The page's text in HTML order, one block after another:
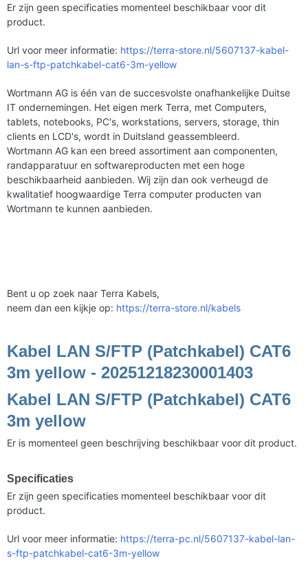
Er zijn geen specificaties momenteel beschikbaar voor dit
product.
Url voor meer informatie: https://terra-store.nl/5607137-kabel-
lan-s-ftp-patchkabel-cat6-3m-yellow
Wortmann AG is één van de succesvolste onafhankelijke Duitse
IT ondernemingen. Het eigen merk Terra, met Computers,
tablets, notebooks, PC's, workstations, servers, storage, thin
clients en LCD's, wordt in Duitsland geassembleerd.
Wortmann AG kan een breed assortiment aan componenten,
randapparatuur en softwareproducten met een hoge
beschikbaarheid aanbieden. Wij zijn dan ook verheugd de
kwalitatief hoogwaardige Terra computer producten van
Wortmann te kunnen aanbieden.
Bent u op zoek naar Terra Kabels,
neem dan een kijkje op: https://terra-store.nl/kabels
Kabel LAN S/FTP (Patchkabel) CAT6
3m yellow - 20251218230001403
Kabel LAN S/FTP (Patchkabel) CAT6
3m yellow
Er is momenteel geen beschrijving beschikbaar voor dit product.
Specificaties
Er zijn geen specificaties momenteel beschikbaar voor dit
product.
Url voor meer informatie: https://terra-pc.nl/5607137-kabel-lan-
s-ftp-patchkabel-cat6-3m-yellow